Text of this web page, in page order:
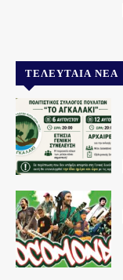
ΤΕΛΕΥΤΑΊΑ ΝΈΑ